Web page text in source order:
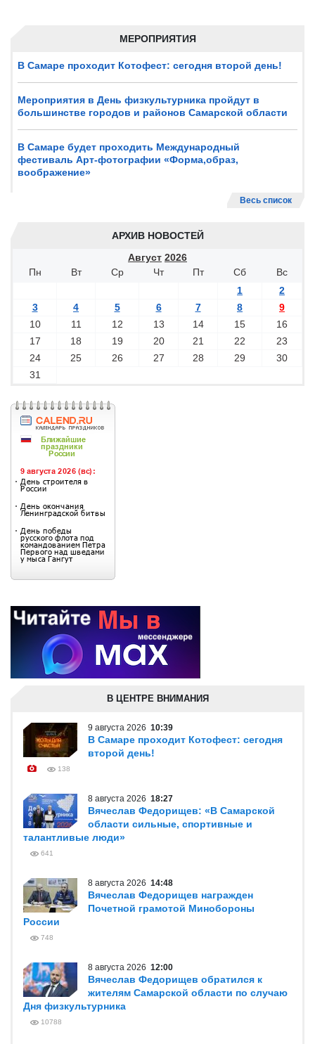
МЕРОПРИЯТИЯ
В Самаре проходит Котофест: сегодня второй день!
Мероприятия в День физкультурника пройдут в
большинстве городов и районов Самарской области
В Самаре будет проходить Международный
фестиваль Арт-фотографии «Форма,образ,
воображение»
Весь список
АРХИВ НОВОСТЕЙ
Август 2026
Пн
Вт Ср Чт Пт Сб
Вс
1
2
3
4 5 6 7 8
9
10
11 12 13 14 15
16
17
18 19 20 21 22
23
24
25 26 27 28 29
30
31
В ЦЕНТРЕ ВНИМАНИЯ
9 августа 2026 10:39
В Самаре проходит Котофест: сегодня
второй день!
138
8 августа 2026 18:27
Вячеслав Федорищев: «В Самарской
области сильные, спортивные и
талантливые люди»
641
8 августа 2026 14:48
Вячеслав Федорищев награжден
Почетной грамотой Минобороны
России
748
8 августа 2026 12:00
Вячеслав Федорищев обратился к
жителям Самарской области по случаю
Дня физкультурника
10788